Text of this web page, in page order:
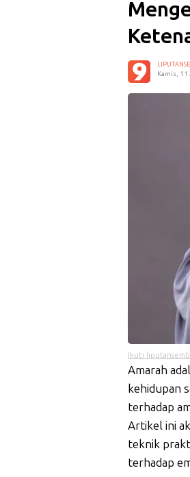
Kamis,
Ikuti
Amarah
kehidupan
terhadap
Artikel ini
teknik
terhadap